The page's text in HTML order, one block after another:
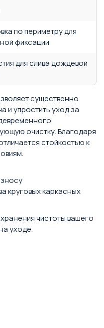
по периметру для
фиксации
для слива дождевой
существенно
и упростить уход за
очистку. Благодаря
стойкостью к
круговых каркасных
чистоты вашего
уходе.